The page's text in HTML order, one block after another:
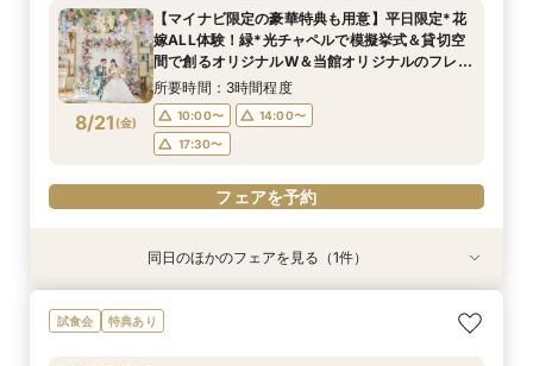
8/20(木)
談会で見積もりや特典などについて詳しく知れる
《安心》フェアを開催
所要時間：3時間程度
10:00〜
14:00〜
17:30〜
フェアを予約
8/21 (金)
【マイナビ限定の豪華特典も用意】平日限定*花
嫁ALL体験！緑*光チャペルで模擬挙式＆貸切空
間で創るオリジナルW＆当館オリジナルのフレン
チ×日本料理の融合料理も体験できる贅沢試食会
へご招待
所要時間：3時間程度
10:00〜
14:00〜
17:30〜
フェアを予約
特典あり
【マイナビ限定の豪華特典も用意】初見学にお勧
め◎緑溢れるチャペルや貸切ができるパーティ会
同日のほかのフェアを見る（1件）
試食会 特典あり